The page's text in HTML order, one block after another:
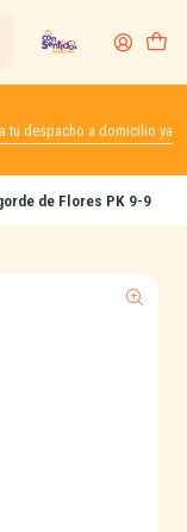
tu despacho a domicilio ya
de Flores PK 9-9